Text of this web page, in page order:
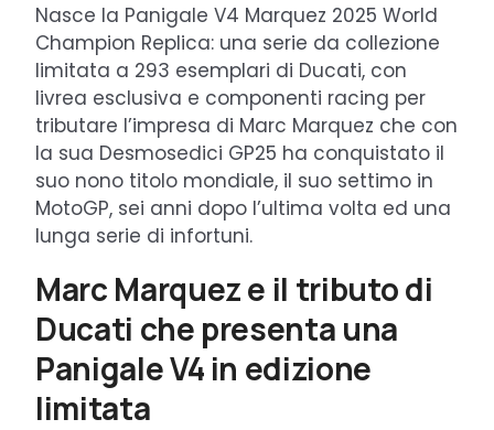
Nasce la Panigale V4 Marquez 2025 World
Champion Replica: una serie da collezione
limitata a 293 esemplari di Ducati, con
livrea esclusiva e componenti racing per
tributare l’impresa di Marc Marquez che con
la sua Desmosedici GP25 ha conquistato il
suo nono titolo mondiale, il suo settimo in
MotoGP, sei anni dopo l’ultima volta ed una
lunga serie di infortuni.
Marc Marquez e il tributo di
Ducati che presenta una
Panigale V4 in edizione
limitata